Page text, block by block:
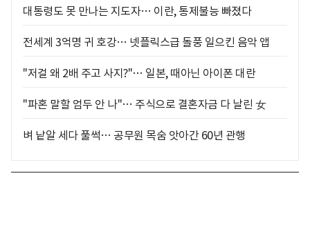
대통령도 못 만나는 지도자… 이란, 통제불능 빠졌다
전세계 3억명 귀 호강… 넷플릭스급 돌풍 일으킨 음악 앱
"저걸 왜 2배 주고 사지?"… 일본, 때아닌 아이폰 대란
"파혼 말할 엄두 안 나"… 주식으로 결혼자금 다 날린 女
벼 낱알 세다 풀썩… 공무원 목숨 앗아간 60년 관행